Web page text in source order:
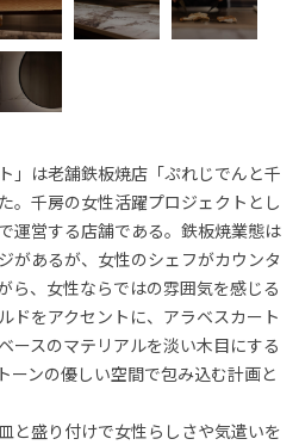
」は老舗鉄板焼店「ぷれじでんと千
。千房の女性活躍プロジェクトとし
運営する店舗である。鉄板焼業態は
があるが、女性のシェフがカウンタ
ら、女性ならではの雰囲気を感じる
ドをアクセントに、アラベスカート
ースのマテリアルを淡い木目にする
ーンの優しい空間で包み込む計画と
と盛り付けで女性らしさや気遣いを